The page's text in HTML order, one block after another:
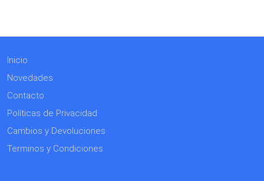
Inicio
Novedades
Contacto
Políticas de Privacidad
Cambios y Devoluciones
Terminos y Condiciones